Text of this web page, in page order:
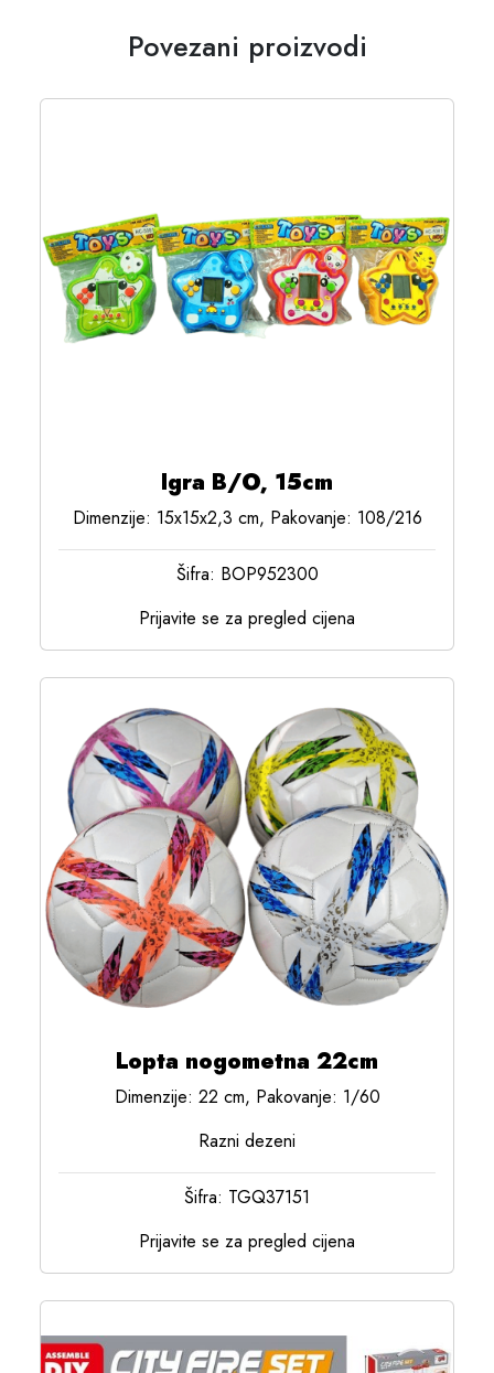
Povezani proizvodi
Igra B/O, 15cm
Dimenzije: 15x15x2,3 cm, Pakovanje: 108/216
Šifra: BOP952300
Prijavite se za pregled cijena
Lopta nogometna 22cm
Dimenzije: 22 cm, Pakovanje: 1/60
Razni dezeni
Šifra: TGQ37151
Prijavite se za pregled cijena